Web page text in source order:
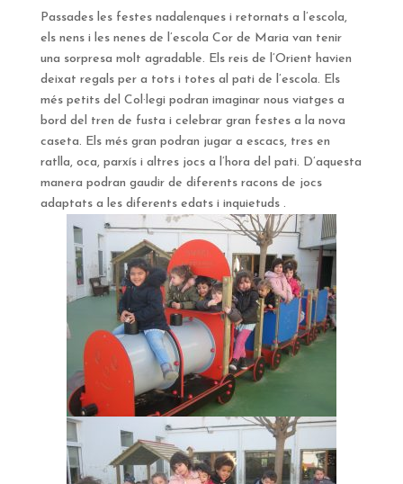
Passades les festes nadalenques i retornats a l’escola,
els nens i les nenes de l’escola Cor de Maria van tenir
una sorpresa molt agradable. Els reis de l’Orient havien
deixat regals per a tots i totes al pati de l’escola. Els
més petits del Col·legi podran imaginar nous viatges a
bord del tren de fusta i celebrar gran festes a la nova
caseta. Els més gran podran jugar a escacs, tres en
ratlla, oca, parxís i altres jocs a l’hora del pati. D’aquesta
manera podran gaudir de diferents racons de jocs
adaptats a les diferents edats i inquietuds .